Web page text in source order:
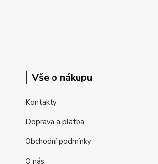
Vše o nákupu
Kontakty
Doprava a platba
Obchodní podmínky
O nás